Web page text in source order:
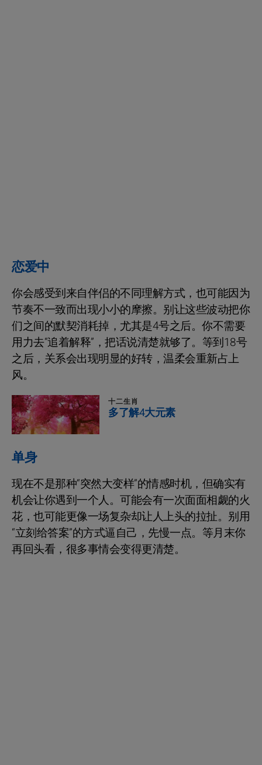
恋爱中
你会感受到来自伴侣的不同理解方式，也可能因为
节奏不一致而出现小小的摩擦。别让这些波动把你
们之间的默契消耗掉，尤其是4号之后。你不需要
用力去“追着解释”，把话说清楚就够了。等到18号
之后，关系会出现明显的好转，温柔会重新占上
风。
十二生肖
多了解4大元素
单身
现在不是那种“突然大变样”的情感时机，但确实有
机会让你遇到一个人。可能会有一次面面相觑的火
花，也可能更像一场复杂却让人上头的拉扯。别用
“立刻给答案”的方式逼自己，先慢一点。等月末你
再回头看，很多事情会变得更清楚。